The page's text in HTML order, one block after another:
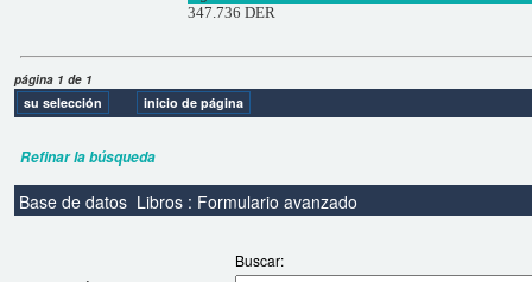
347.736 DER
página 1 de 1
Refinar la búsqueda
Base de datos Libros : Formulario avanzado
Buscar: